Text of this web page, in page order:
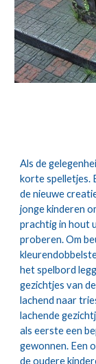
Als de
korte spelletjes.
de nieuwe
jonge kinderen
prachtig in hout
proberen. Om
het spelbord
gezichtjes van
lachend naar
lachende
als eerste een
gewonnen. Een
de oudere